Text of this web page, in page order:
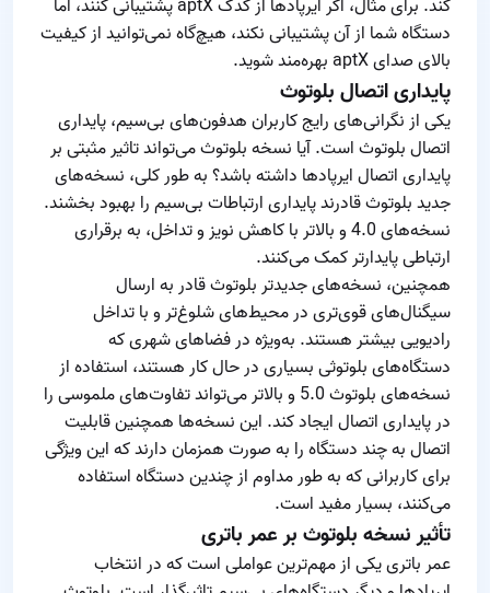
کند. برای مثال، اگر ایرپادها از کدک aptX پشتیبانی کنند، اما
دستگاه شما از آن پشتیبانی نکند، هیچ‌گاه نمی‌توانید از کیفیت
بالای صدای aptX بهره‌مند شوید.
پایداری اتصال بلوتوث
یکی از نگرانی‌های رایج کاربران هدفون‌های بی‌سیم، پایداری
اتصال بلوتوث است. آیا نسخه بلوتوث می‌تواند تاثیر مثبتی بر
پایداری اتصال ایرپادها داشته باشد؟ به طور کلی، نسخه‌های
جدید بلوتوث قادرند پایداری ارتباطات بی‌سیم را بهبود بخشند.
نسخه‌های 4.0 و بالاتر با کاهش نویز و تداخل، به برقراری
ارتباطی پایدارتر کمک می‌کنند.
همچنین، نسخه‌های جدیدتر بلوتوث قادر به ارسال
سیگنال‌های قوی‌تری در محیط‌های شلوغ‌تر و با تداخل
رادیویی بیشتر هستند. به‌ویژه در فضاهای شهری که
دستگاه‌های بلوتوثی بسیاری در حال کار هستند، استفاده از
نسخه‌های بلوتوث 5.0 و بالاتر می‌تواند تفاوت‌های ملموسی را
در پایداری اتصال ایجاد کند. این نسخه‌ها همچنین قابلیت
اتصال به چند دستگاه را به صورت همزمان دارند که این ویژگی
برای کاربرانی که به طور مداوم از چندین دستگاه استفاده
می‌کنند، بسیار مفید است.
تأثیر نسخه بلوتوث بر عمر باتری
عمر باتری یکی از مهم‌ترین عواملی است که در انتخاب